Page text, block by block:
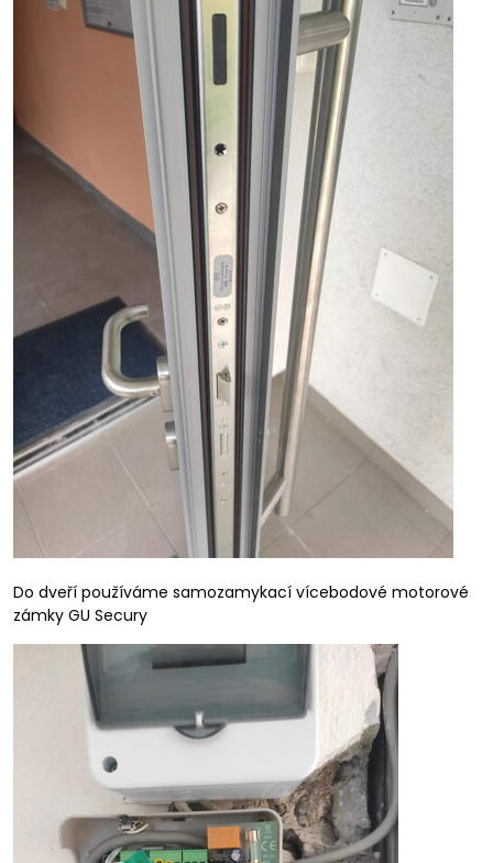
Do dveří používáme samozamykací vícebodové motorové
zámky GU Secury